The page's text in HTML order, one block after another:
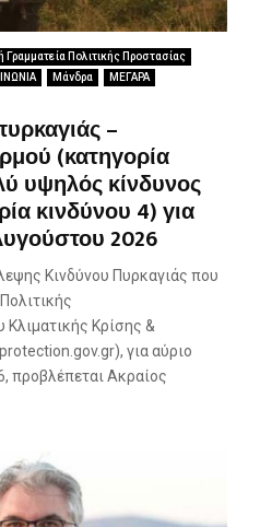
Γραμματεία Πολιτικής Προστασίας
Μάνδρα
ΜΕΓΑΡΑ
–
(κατηγορία
υψηλός κίνδυνος
κινδύνου 4) για
2026
Κινδύνου Πυρκαγιάς που
Κρίσης &
για αύριο
προβλέπεται Ακραίος